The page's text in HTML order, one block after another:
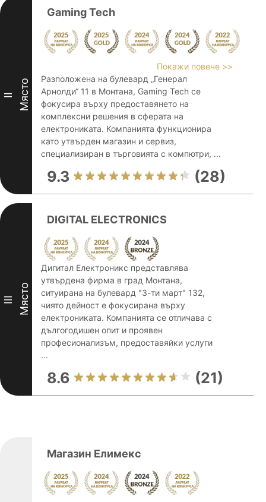
II Място
Gaming Tech
Покажи повече >>
Разположена на булевард „Генерал
Арнолди“ 11 в Монтана, Gaming Tech се
фокусира върху предоставянето на
комплексни решения в сферата на
електрониката. Компанията функционира
като утвърден магазин и сервиз,
специализиран в търговията с компютри, ...
9.3 (28)
III Място
DIGITAL ELECTRONICS
Дигитал Електроникс представлява
утвърдена фирма в град Монтана,
ситуирана на булевард "3-ти март" 132,
чиято дейност е фокусирана върху
електрониката. Компанията се отличава с
дългогодишен опит и проявен
професионализъм, предоставяйки услуги
...
8.6 (21)
Магазин Елимекс